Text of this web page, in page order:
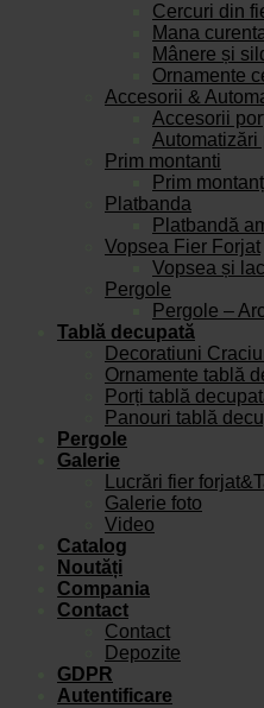
Cercuri din
Mana
Mânere și
Ornamente
Accesorii &
Accesorii
Automatizări
Prim montanti
Prim
Platbanda
Platbandă
Vopsea Fier Forjat
Vopsea și
Pergole
Pergole –
Tablă decupată
Decoratiuni
Ornamente tablă
Porți tablă
Panouri tablă
Pergole
Galerie
Lucrări fier
Galerie foto
Video
Catalog
Noutăți
Compania
Contact
Contact
Depozite
GDPR
Autentificare